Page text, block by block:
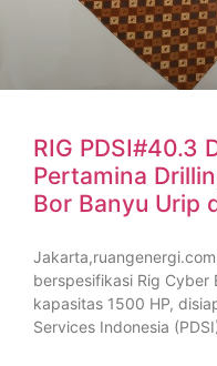
RIG PDSI#40.3
Pertamina
Bor Banyu Urip
berspesifikasi Rig Cyber
kapasitas 1500 HP,
Services Indonesia